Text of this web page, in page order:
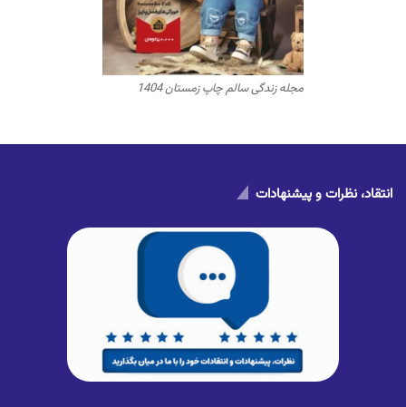
مجله زندگی سالم چاپ زمستان 1404
انتقاد، نظرات و پیشنهادات